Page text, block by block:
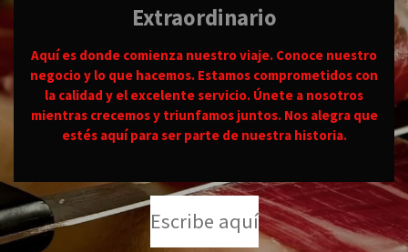
Extraordinario
Aquí es donde comienza nuestro viaje. Conoce nuestro
negocio y lo que hacemos. Estamos comprometidos con
la calidad y el excelente servicio. Únete a nosotros
mientras crecemos y triunfamos juntos. Nos alegra que
estés aquí para ser parte de nuestra historia.
Escribe aquí